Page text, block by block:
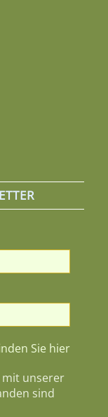
Sie hier
mit unserer
sind